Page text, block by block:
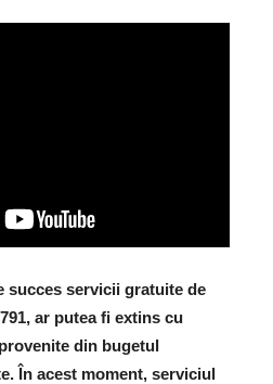
succes servicii gratuite de
ar putea fi extins cu
din bugetul
În acest moment, serviciul